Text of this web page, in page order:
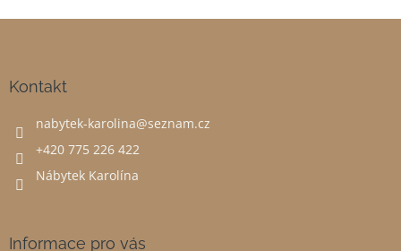
Kontakt
nabytek-karolina@seznam.cz
+420 775 226 422
Nábytek Karolína
Informace pro vás